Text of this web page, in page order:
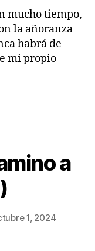
mucho tiempo,
la añoranza
habrá de
mi propio
a
1, 2024